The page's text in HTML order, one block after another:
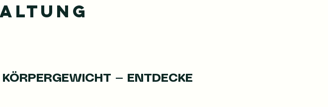
— ENTDECKE